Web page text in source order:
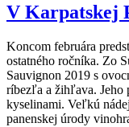
V Karpatskej
Koncom februára
ostatného ročníka. Zo
Sauvignon 2019 s
ríbezľa a žihľava. Jeho
kyselinami. Veľkú
panenskej úrody